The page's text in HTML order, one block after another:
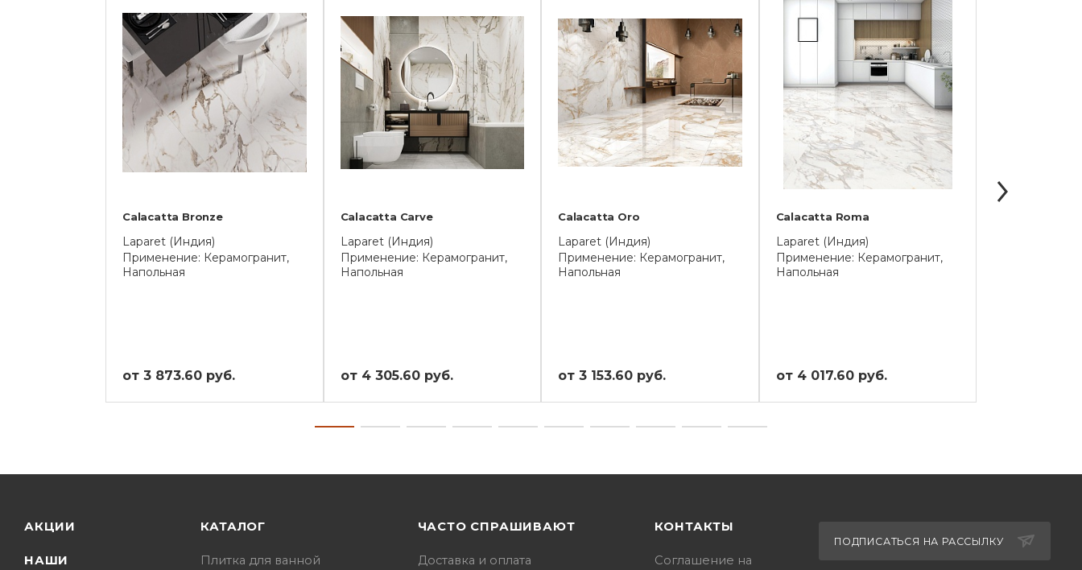
Calacatta Bronze
Laparet (Индия)
Применение: Керамогранит,
Напольная
от 3 873.60 руб.
Calacatta Carve
Laparet (Индия)
Применение: Керамогранит,
Напольная
от 4 305.60 руб.
Calacatta Oro
Laparet (Индия)
Применение: Керамогранит,
Напольная
от 3 153.60 руб.
Calacatta Roma
Laparet (Индия)
Применение: Керамогранит,
Напольная
от 4 017.60 руб.
АКЦИИ
НАШИ
КАТАЛОГ
Плитка для ванной
ЧАСТО СПРАШИВАЮТ
Доставка и оплата
КОНТАКТЫ
Соглашение на
ПОДПИСАТЬСЯ НА РАССЫЛКУ